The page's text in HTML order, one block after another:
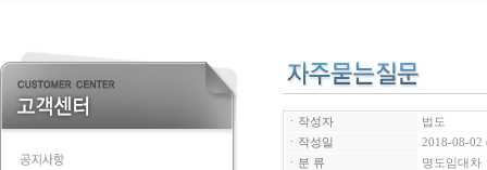
ㆍ작성자
법도
ㆍ작성일
2018-08-02
ㆍ분 류
명도임대차